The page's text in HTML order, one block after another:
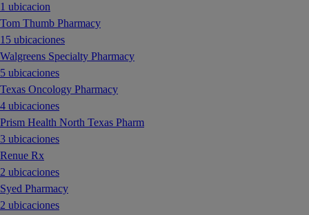
1 ubicacion
Tom Thumb Pharmacy
15 ubicaciones
Walgreens Specialty Pharmacy
5 ubicaciones
Texas Oncology Pharmacy
4 ubicaciones
Prism Health North Texas Pharm
3 ubicaciones
Renue Rx
2 ubicaciones
Syed Pharmacy
2 ubicaciones